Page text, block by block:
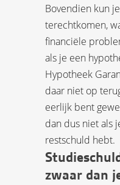
Bovendien kun
terechtkomen,
financiële
als je een
Hypotheek
daar niet op
eerlijk bent
dan dus niet als
restschuld hebt.
zwaar dan